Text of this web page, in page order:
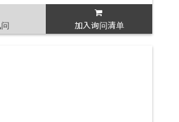
加入询问清单